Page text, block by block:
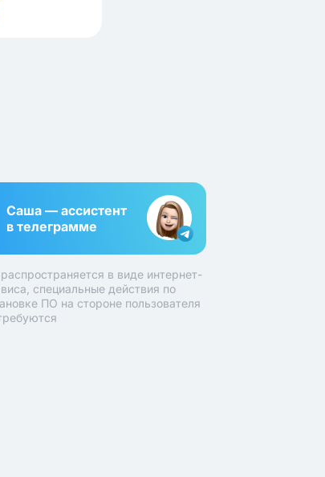
Саша — ассистент
в телеграмме
в виде интернет-
специальные действия по
ПО на стороне пользователя